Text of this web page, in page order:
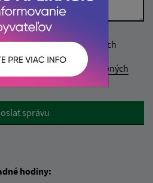
uvedených osobných
formuláru a
Zásadami ochrany osobných
správu
hodiny: